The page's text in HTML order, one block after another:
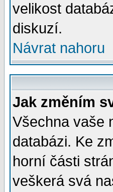
velikost
diskuzí.
Návrat nahoru
Jak změním
Všechna vaše
databázi. Ke
horní části
veškerá svá